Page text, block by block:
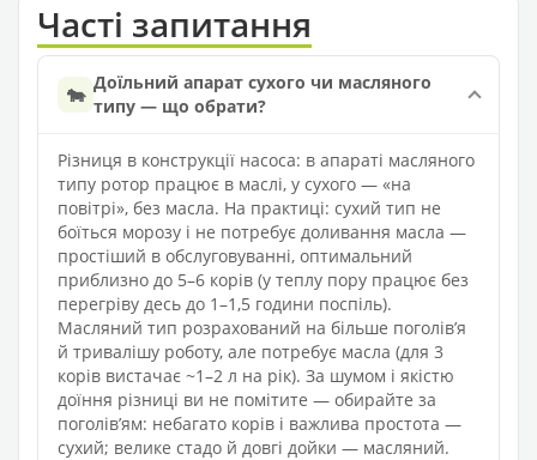
Часті запитання
🐄 Доїльний апарат сухого чи масляного
типу — що обрати?
Різниця в конструкції насоса: в апараті масляного
типу ротор працює в маслі, у сухого — «на
повітрі», без масла. На практиці: сухий тип не
боїться морозу і не потребує доливання масла —
простіший в обслуговуванні, оптимальний
приблизно до 5–6 корів (у теплу пору працює без
перегріву десь до 1–1,5 години поспіль).
Масляний тип розрахований на більше поголівʼя
й тривалішу роботу, але потребує масла (для 3
корів вистачає ~1–2 л на рік). За шумом і якістю
доїння різниці ви не помітите — обирайте за
поголівʼям: небагато корів і важлива простота —
сухий; велике стадо й довгі дойки — масляний.